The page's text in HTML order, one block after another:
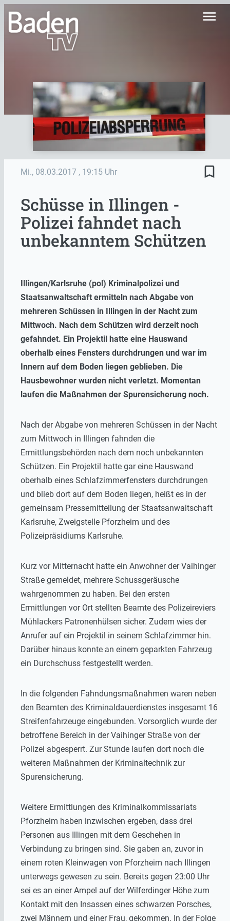
menu
Mi., 08.03.2017 , 19:15 Uhr bookmark_border
Schüsse in Illingen -
Polizei fahndet nach
unbekanntem Schützen
Illingen/Karlsruhe (pol) Kriminalpolizei und
Staatsanwaltschaft ermitteln nach Abgabe von
mehreren Schüssen in Illingen in der Nacht zum
Mittwoch. Nach dem Schützen wird derzeit noch
gefahndet. Ein Projektil hatte eine Hauswand
oberhalb eines Fensters durchdrungen und war im
Innern auf dem Boden liegen geblieben. Die
Hausbewohner wurden nicht verletzt. Momentan
laufen die Maßnahmen der Spurensicherung noch.
Nach der Abgabe von mehreren Schüssen in der Nacht
zum Mittwoch in Illingen fahnden die
Ermittlungsbehörden nach dem noch unbekannten
Schützen. Ein Projektil hatte gar eine Hauswand
oberhalb eines Schlafzimmerfensters durchdrungen
und blieb dort auf dem Boden liegen, heißt es in der
gemeinsam Pressemitteilung der Staatsanwaltschaft
Karlsruhe, Zweigstelle Pforzheim und des
Polizeipräsidiums Karlsruhe.
Kurz vor Mitternacht hatte ein Anwohner der Vaihinger
Straße gemeldet, mehrere Schussgeräusche
wahrgenommen zu haben. Bei den ersten
Ermittlungen vor Ort stellten Beamte des Polizeireviers
Mühlackers Patronenhülsen sicher. Zudem wies der
Anrufer auf ein Projektil in seinem Schlafzimmer hin.
Darüber hinaus konnte an einem geparkten Fahrzeug
ein Durchschuss festgestellt werden.
In die folgenden Fahndungsmaßnahmen waren neben
den Beamten des Kriminaldauerdienstes insgesamt 16
Streifenfahrzeuge eingebunden. Vorsorglich wurde der
betroffene Bereich in der Vaihinger Straße von der
Polizei abgesperrt. Zur Stunde laufen dort noch die
weiteren Maßnahmen der Kriminaltechnik zur
Spurensicherung.
Weitere Ermittlungen des Kriminalkommissariats
Pforzheim haben inzwischen ergeben, dass drei
Personen aus Illingen mit dem Geschehen in
Verbindung zu bringen sind. Sie gaben an, zuvor in
einem roten Kleinwagen von Pforzheim nach Illingen
unterwegs gewesen zu sein. Bereits gegen 23:00 Uhr
sei es an einer Ampel auf der Wilferdinger Höhe zum
Kontakt mit den Insassen eines schwarzen Porsches,
zwei Männern und einer Frau, gekommen. In der Folge